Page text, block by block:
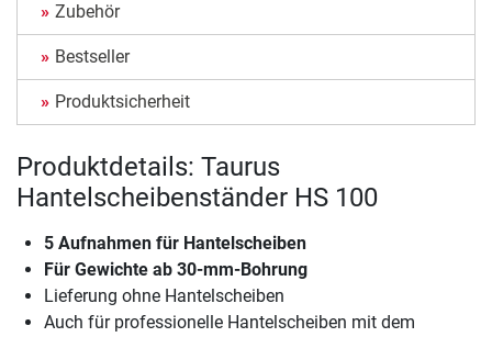
Zubehör
Bestseller
Produktsicherheit
Produktdetails: Taurus
Hantelscheibenständer HS 100
5 Aufnahmen für Hantelscheiben
Für Gewichte ab 30-mm-Bohrung
Lieferung ohne Hantelscheiben
Auch für professionelle Hantelscheiben mit dem